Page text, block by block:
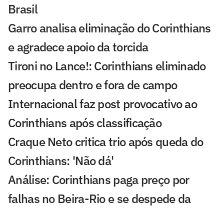
Brasil
Garro analisa eliminação do Corinthians
e agradece apoio da torcida
Tironi no Lance!: Corinthians eliminado
preocupa dentro e fora de campo
Internacional faz post provocativo ao
Corinthians após classificação
Craque Neto critica trio após queda do
Corinthians: 'Não dá'
Análise: Corinthians paga preço por
falhas no Beira-Rio e se despede da